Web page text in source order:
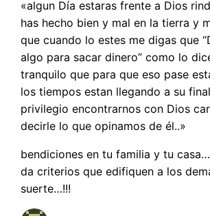
«algun Día estaras frente a Dios
has hecho bien y mal en la tierra y
que cuando lo estes me digas que
algo para sacar dinero” como lo
tranquilo que para que eso pase
los tiempos estan llegando a su
privilegio encontrarnos con Dios
decirle lo que opinamos de él..»
bendiciones en tu familia y tu
da criterios que edifiquen a los
suerte…!!!